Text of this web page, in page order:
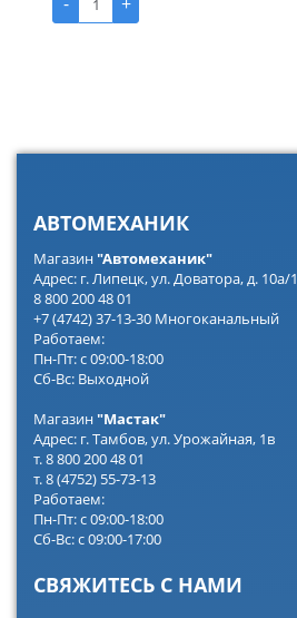
АВТОМЕХАНИК
Магазин"Автомеханик"
Адрес: г. Липецк, ул. Доватора, д. 10а/1
8 800 200 48 01
+7 (4742) 37-13-30 Многоканальный
Работаем:
Пн-Пт: с 09:00-18:00
Сб-Вс: Выходной
Магазин"Мастак"
Адрес: г. Тамбов, ул. Урожайная, 1в
т. 8 800 200 48 01
т. 8 (4752) 55-73-13
Работаем:
Пн-Пт: с 09:00-18:00
Сб-Вс: с 09:00-17:00
СВЯЖИТЕСЬ С НАМИ